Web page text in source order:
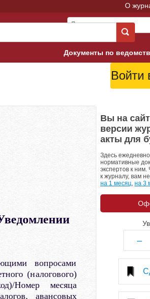
О
Документы по
Арбитражные суды
Верховный Суд
Гострудинспекция в г.
Конституционный Суд
Пенсионный фонд
Президент: законы и
Роструд
вопросами
(налогового)
Номер месяца
авансовых
Вы на
версии
акты для
Здесь
нормативные
экспертов к
к журналу, вам
на 1 месяц, на 3
–